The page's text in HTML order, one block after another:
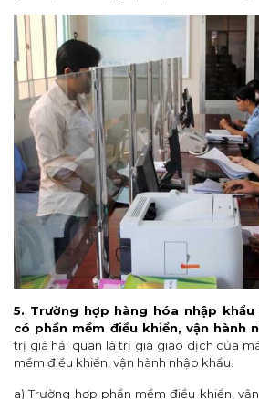
5. Trường hợp hàng hóa nhập
có phần mềm điều khiển, vận hành
trị giá hải quan là trị giá giao dịch của
mềm điều khiển, vận hành nhập khẩu.
a) Trường hợp phần mềm điều khiển,